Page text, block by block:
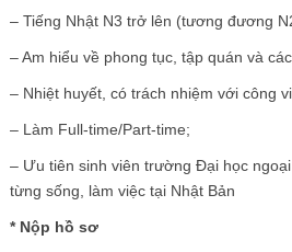
– Tiếng Nhật N3 trở lên (tương đương
– Am hiểu về phong tục, tập quán và
– Nhiệt huyết, có trách nhiệm với công
– Làm Full-time/Part-time;
– Ưu tiên sinh viên trường Đại học
từng sống, làm việc tại Nhật Bản
* Nộp hồ sơ